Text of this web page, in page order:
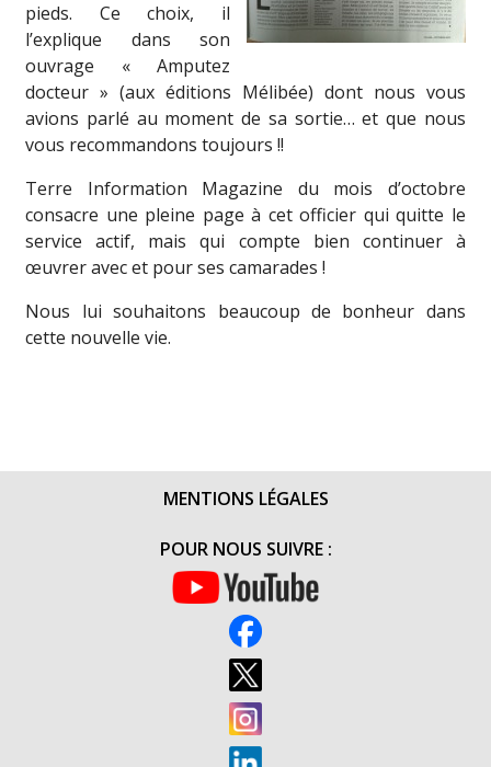
pieds. Ce choix, il
l’explique dans son
ouvrage « Amputez
docteur » (aux éditions Mélibée) dont nous vous
avions parlé au moment de sa sortie… et que nous
vous recommandons toujours !!
Terre Information Magazine du mois d’octobre
consacre une pleine page à cet officier qui quitte le
service actif, mais qui compte bien continuer à
œuvrer avec et pour ses camarades !
Nous lui souhaitons beaucoup de bonheur dans
cette nouvelle vie.
MENTIONS LÉGALES
POUR NOUS SUIVRE :